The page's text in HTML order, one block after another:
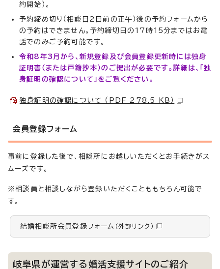
約開始）。
予約締め切り（相談日2日前の正午）後の予約フォームから
の予約はできません。予約締切日の17時15分まではお電
話でのみご予約可能です。
令和8年3月から、新規登録及び会員登録更新時には独身
証明書（または戸籍抄本）のご提出が必要です。詳細は、「独
身証明の確認について」をご覧ください。
独身証明の確認について （PDF 278.5 KB）
会員登録フォーム
事前に登録した後で、相談所にお越しいただくとお手続きがス
ムーズです。
※相談員と相談しながら登録いただくことももちろん可能で
す。
結婚相談所会員登録フォーム （外部リンク）
岐阜県が運営する婚活支援サイトのご紹介